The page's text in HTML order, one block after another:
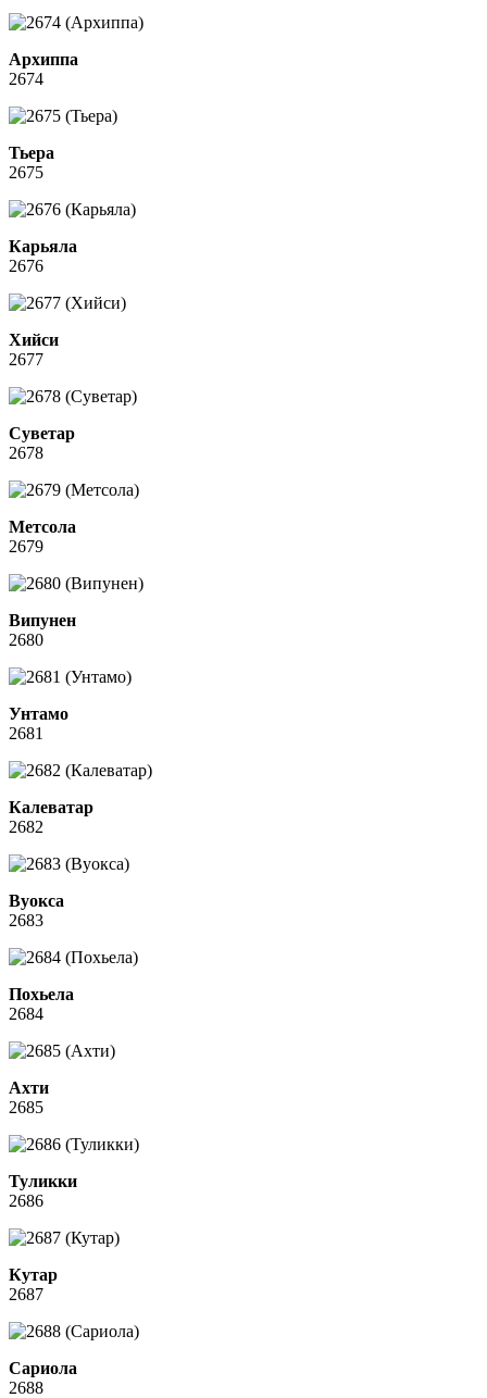
Архиппа
2674
Тьера
2675
Карьяла
2676
Хийси
2677
Суветар
2678
Метсола
2679
Випунен
2680
Унтамо
2681
Калеватар
2682
Вуокса
2683
Похьела
2684
Ахти
2685
Туликки
2686
Кутар
2687
Сариола
2688